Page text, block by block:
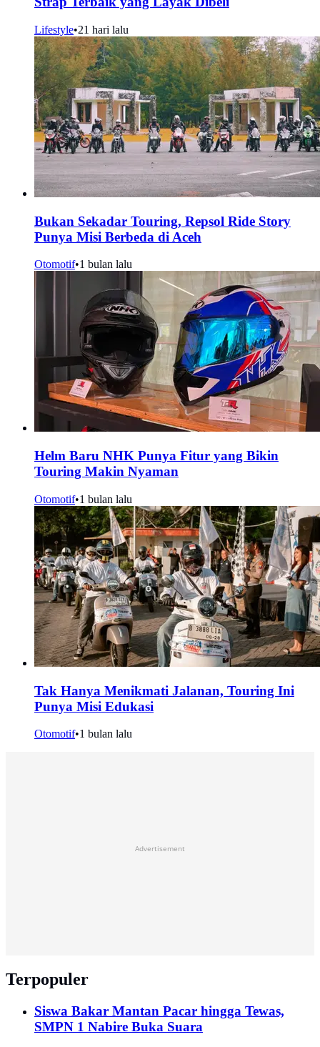
Lifestyle•21 hari lalu
Bukan Sekadar Touring, Repsol Ride Story
Punya Misi Berbeda di Aceh
Otomotif•1 bulan lalu
Helm Baru NHK Punya Fitur yang Bikin
Touring Makin Nyaman
Otomotif•1 bulan lalu
Tak Hanya Menikmati Jalanan, Touring Ini
Punya Misi Edukasi
Otomotif•1 bulan lalu
Advertisement
Terpopuler
Siswa Bakar Mantan Pacar hingga Tewas,
SMPN 1 Nabire Buka Suara